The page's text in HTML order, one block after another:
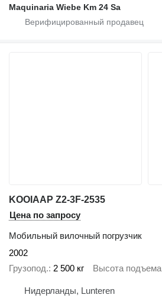
Maquinaria Wiebe Km 24 Sa
KOOIAAP Z2-3F-2535
Цена по запросу
Мобильный вилочный погрузчик
2002
Грузопод. 2 500 кг Высота подъема
Нидерланды, Lunteren